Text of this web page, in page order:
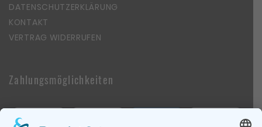
DATENSCHUTZERKLÄRUNG
KONTAKT
VERTRAG WIDERRUFEN
Zahlungsmöglichkeiten